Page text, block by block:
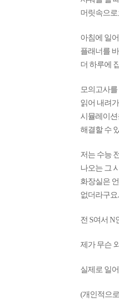
머릿속으로
아침에 일
플래너를
더 하루에
모의고사
읽어 내려
시뮬레이션
해결할 수
저는 수능
나오는 그
화장실은
없더라구
전 S여서 N
제가 무슨
실제로 일
(개인적으